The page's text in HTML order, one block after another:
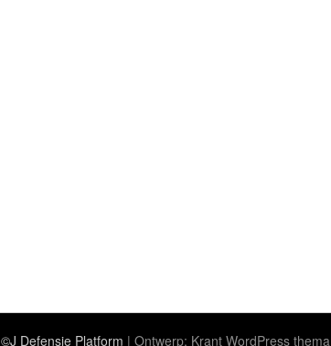
©J Defensie Platform | Ontwerp: Krant WordPress thema